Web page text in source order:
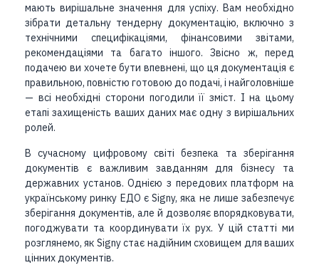
мають вирішальне значення для успіху. Вам необхідно
зібрати детальну тендерну документацію, включно з
технічними специфікаціями, фінансовими звітами,
рекомендаціями та багато іншого. Звісно ж, перед
подачею ви хочете бути впевнені, що ця документація є
правильною, повністю готовою до подачі, і найголовніше
— всі необхідні сторони погодили її зміст. І на цьому
етапі захищеність ваших даних має одну з вирішальних
ролей.
В сучасному цифровому світі безпека та зберігання
документів є важливим завданням для бізнесу та
державних установ. Однією з передових платформ на
українському ринку ЕДО є Signy, яка не лише забезпечує
зберігання документів, але й дозволяє впорядковувати,
погоджувати та координувати їх рух. У цій статті ми
розглянемо, як Signy стає надійним сховищем для ваших
цінних документів.